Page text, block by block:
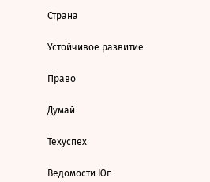
Страна
Устойчивое развитие
Право
Думай
Техуспех
Ведомости Юг